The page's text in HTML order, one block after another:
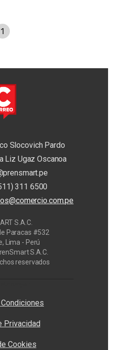
1
Slocovich Pardo
Liz Ugaz Oscanoa
311 6500
S.A.C.
Paracas #532
Lima - Perú
S.A.C.
reservados
Privacidad
Cookies